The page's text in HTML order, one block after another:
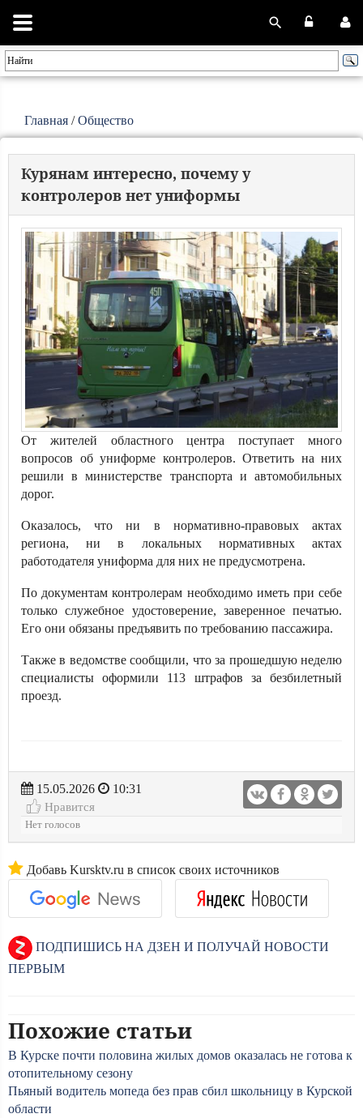
Главная /Общество
Курянам интересно, почему у
контролеров нет униформы
От жителей областного центра поступает много
вопросов об униформе контролеров. Ответить на них
решили в министерстве транспорта и автомобильных
дорог.
Оказалось, что ни в нормативно-правовых актах
региона, ни в локальных нормативных актах
работодателя униформа для них не предусмотрена.
По документам контролерам необходимо иметь при себе
только служебное удостоверение, заверенное печатью.
Его они обязаны предъявить по требованию пассажира.
Также в ведомстве сообщили, что за прошедшую неделю
специалисты оформили 113 штрафов за безбилетный
проезд.
15.05.2026
10:31
Нравится
Нет голосов
Добавь Kursktv.ru в список своих источников
ПОДПИШИСЬ НА ДЗЕН И ПОЛУЧАЙ НОВОСТИ
ПЕРВЫМ
Похожие статьи
В Курске почти половина жилых домов оказалась не готова к
отопительному сезону
Пьяный водитель мопеда без прав сбил школьницу в Курской
области